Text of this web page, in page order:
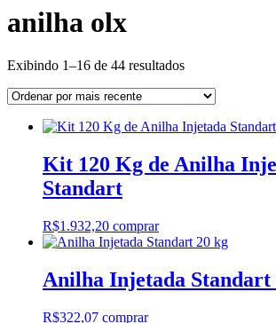
anilha olx
Exibindo 1–16 de 44 resultadosClassificado
mais
Kit 120 Kg de Anilha
Standart
R$1.932,20 comprar
Anilha Injetada Standart
R$322,07 comprar